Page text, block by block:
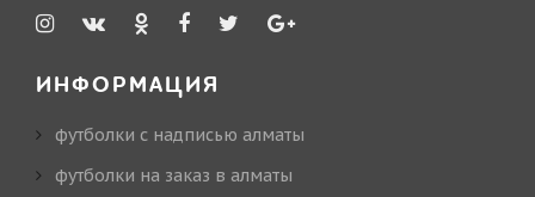
ИНФОРМАЦИЯ
футболки с надписью алматы
футболки на заказ в алматы